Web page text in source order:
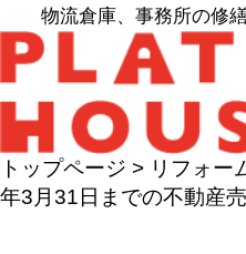
物流倉庫、事務所の修
トップページ > リフォー
年3月31日までの不動産